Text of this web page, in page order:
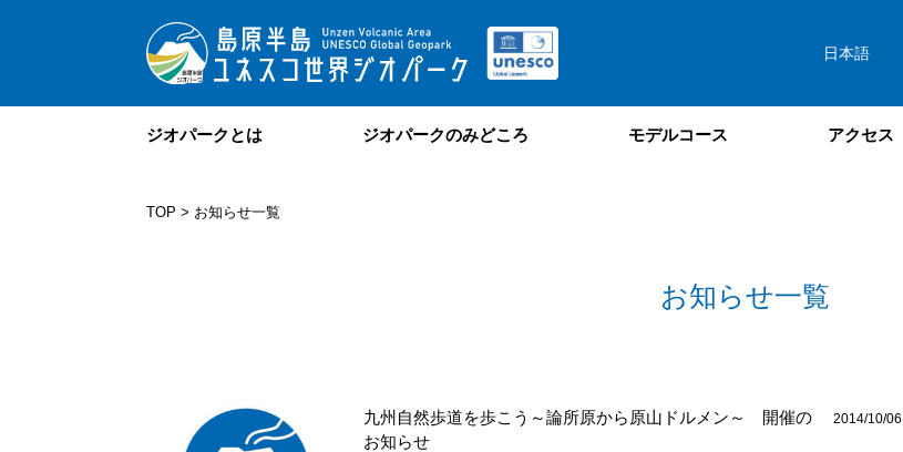
日本語
ジオパークとは ジオパークのみどころ モデルコース アクセス
TOP > お知らせ一覧
お知らせ一覧
九州自然歩道を歩こう～論所原から原山ドルメン～ 開催の
お知らせ
2014/10/06